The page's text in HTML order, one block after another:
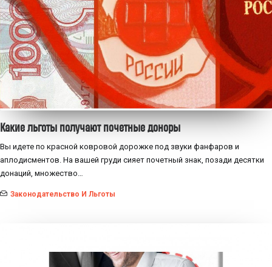
Какие льготы получают почетные доноры
Вы идете по красной ковровой дорожке под звуки фанфаров и
аплодисментов. На вашей груди сияет почетный знак, позади десятки
донаций, множество…
Законодательство И Льготы